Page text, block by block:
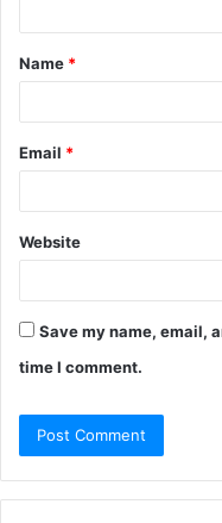
Name *
Email *
Website
Save my name, email,
time I comment.